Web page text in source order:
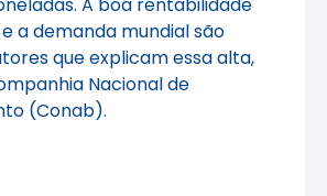
a demanda mundial são
que explicam essa alta,
Nacional de
(Conab).